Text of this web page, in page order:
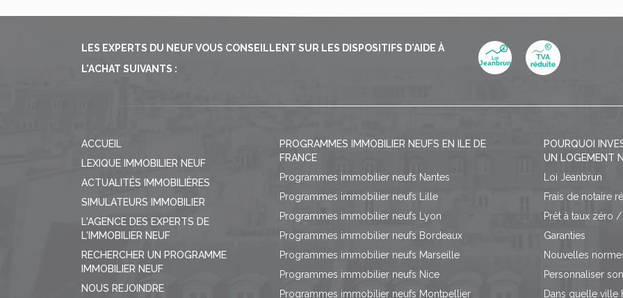
LES EXPERTS DU NEUF VOUS CONSEILLENT SUR LES DISPOSITIFS D'AIDE À
L'ACHAT SUIVANTS :
ACCUEIL
LEXIQUE IMMOBILIER NEUF
ACTUALITÉS IMMOBILIÈRES
SIMULATEURS IMMOBILIER
L'AGENCE DES EXPERTS DE
L'IMMOBILIER NEUF
RECHERCHER UN PROGRAMME
IMMOBILIER NEUF
NOUS REJOINDRE
PROGRAMMES IMMOBILIER NEUFS EN ILE DE
FRANCE
Programmes immobilier neufs Nantes
Programmes immobilier neufs Lille
Programmes immobilier neufs Lyon
Programmes immobilier neufs Bordeaux
Programmes immobilier neufs Marseille
Programmes immobilier neufs Nice
Programmes immobilier neufs Montpellier
POURQUOI
UN LOGEMENT
Loi Jeanbrun
Frais de notaire
Prêt à taux zéro
Garanties
Nouvelles
Personnaliser
Dans quelle ville